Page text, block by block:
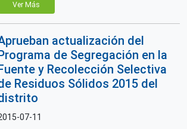
Ver Más
actualización del
de Segregación en la
y Recolección Selectiva
Residuos Sólidos 2015 del
07-11